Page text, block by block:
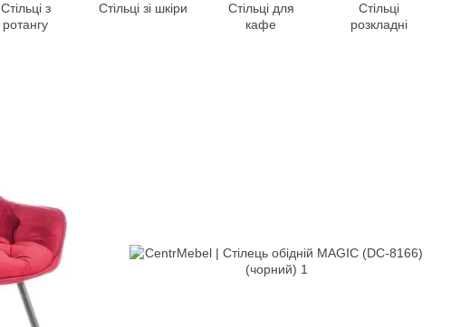
Стільці з
ротангу
Стільці зі шкіри
Стільці для
кафе
Стільці
розкладні